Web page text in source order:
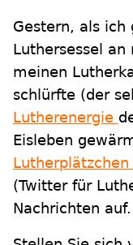
Gestern, als
Luthersessel
meinen
schlürfte (der
Lutherenergie
Eisleben
Lutherplätzchen
(Twitter für
Nachrichten auf.